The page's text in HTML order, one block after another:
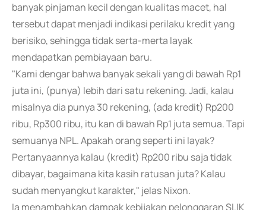
banyak pinjaman kecil dengan kualitas macet, hal
tersebut dapat menjadi indikasi perilaku kredit yang
berisiko, sehingga tidak serta-merta layak
mendapatkan pembiayaan baru.
"Kami dengar bahwa banyak sekali yang di bawah Rp1
juta ini, (punya) lebih dari satu rekening. Jadi, kalau
misalnya dia punya 30 rekening, (ada kredit) Rp200
ribu, Rp300 ribu, itu kan di bawah Rp1 juta semua. Tapi
semuanya NPL. Apakah orang seperti ini layak?
Pertanyaannya kalau (kredit) Rp200 ribu saja tidak
dibayar, bagaimana kita kasih ratusan juta? Kalau
sudah menyangkut karakter," jelas Nixon.
Ia menambahkan dampak kebijakan pelonggaran SLIK